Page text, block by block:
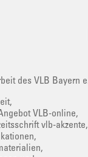
des VLB Bayern
VLB-online,
vlb-akzente,